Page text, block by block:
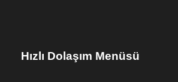
Hızlı Dolaşım Menüsü